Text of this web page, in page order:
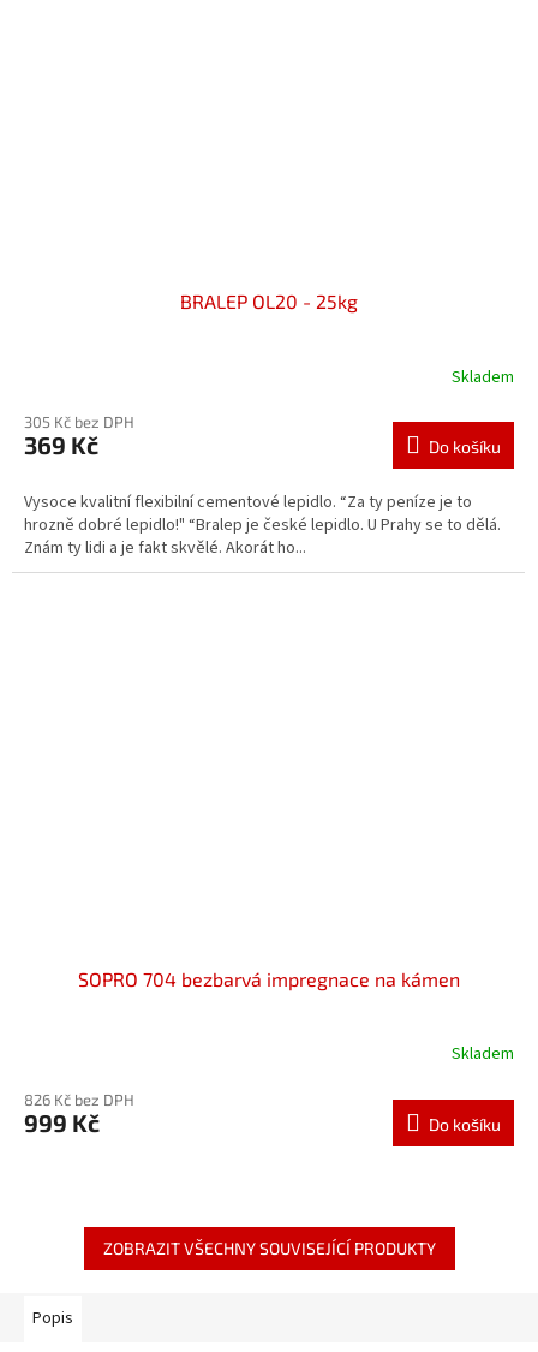
BRALEP OL20 - 25kg
Skladem
305 Kč bez DPH
369 Kč Do košíku
Vysoce kvalitní flexibilní cementové lepidlo. “Za ty peníze je to
hrozně dobré lepidlo!" “Bralep je české lepidlo. U Prahy se to dělá.
Znám ty lidi a je fakt skvělé. Akorát ho...
SOPRO 704 bezbarvá impregnace na kámen
Skladem
826 Kč bez DPH
999 Kč Do košíku
ZOBRAZIT VŠECHNY SOUVISEJÍCÍ PRODUKTY
Popis